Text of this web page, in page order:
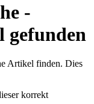
-
Artikel finden. Dies
korrekt